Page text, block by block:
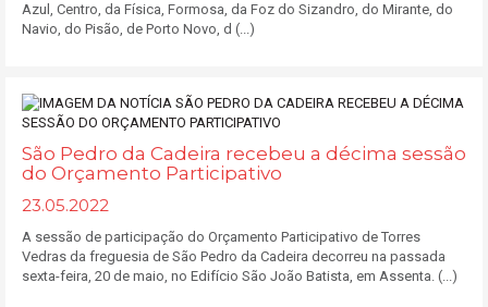
Azul, Centro, da Física, Formosa, da Foz do Sizandro, do Mirante, do
Navio, do Pisão, de Porto Novo, d (...)
São Pedro da Cadeira recebeu a décima sessão
do Orçamento Participativo
23.05.2022
A sessão de participação do Orçamento Participativo de Torres
Vedras da freguesia de São Pedro da Cadeira decorreu na passada
sexta-feira, 20 de maio, no Edifício São João Batista, em Assenta. (...)